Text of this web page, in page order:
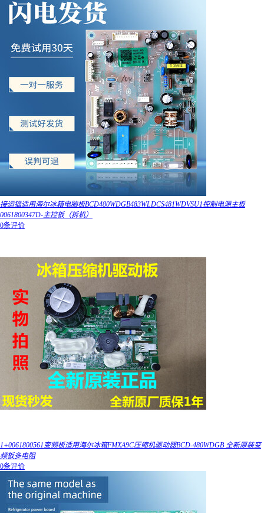
接运猫适用海尔冰箱电脑板BCD480WDGB483WLDCS481WDVSU1控制电源主板
0061800347D-主控板（拆机）
0条评价
1+0061800561变频板适用海尔冰箱FMXA9C压缩机驱动器BCD-480WDGB 全新原装变
频板多电阻
0条评价